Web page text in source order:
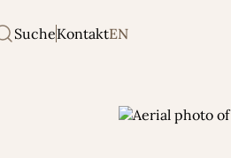
SucheKontaktEN